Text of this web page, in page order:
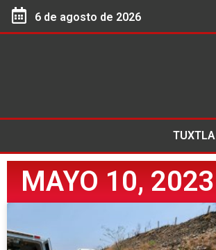
6 de agosto de 2026
TUXTLA
MAYO 10, 2023